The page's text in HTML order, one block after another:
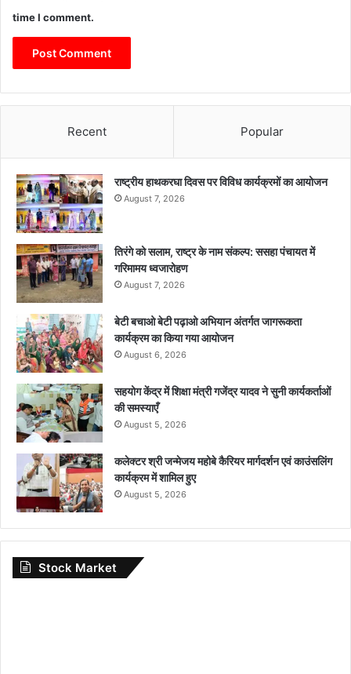
time I comment.
Recent Popular
राष्ट्रीय हाथकरघा दिवस पर विविध कार्यक्रमों का आयोजन
August 7, 2026
तिरंगे को सलाम, राष्ट्र के नाम संकल्प: ससहा पंचायत में
गरिमामय ध्वजारोहण
August 7, 2026
बेटी बचाओ बेटी पढ़ाओ अभियान अंतर्गत जागरूकता
कार्यक्रम का किया गया आयोजन
August 6, 2026
सहयोग केंद्र में शिक्षा मंत्री गजेंद्र यादव ने सुनी कार्यकर्ताओं
की समस्याएँ
August 5, 2026
कलेक्टर श्री जन्मेजय महोबे कैरियर मार्गदर्शन एवं काउंसलिंग
कार्यक्रम में शामिल हुए
August 5, 2026
Stock Market